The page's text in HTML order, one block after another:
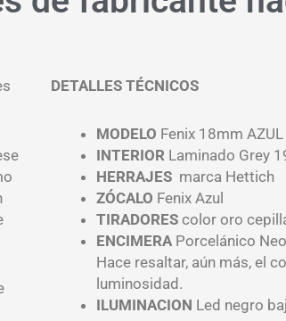
DETALLES TÉCNICOS
MODELO Fenix 18mm
INTERIOR Laminado Grey
HERRAJES marca Hettich
ZÓCALO Fenix Azul
TIRADORES color oro
ENCIMERA Porcelánico
Hace resaltar, aún más, el
luminosidad.
ILUMINACION Led negro